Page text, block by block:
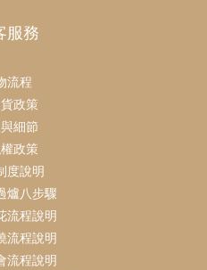
服務
流程
政策
細節
政策
度說明
爐八步驟
流程說明
流程說明
流程說明